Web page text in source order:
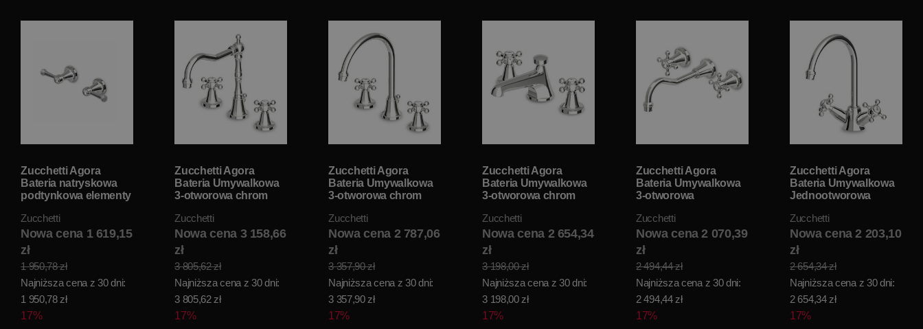
Zucchetti Agora
Bateria natryskowa
podtynkowa elementy
ZAL738
Zucchetti
Nowa cena 1 619,15
zł
1 950,78 zł
Najniższa cena z 30 dni:
1 950,78 zł
17%
Zucchetti Agora
Bateria Umywalkowa
3-otworowa chrom
Zucchetti
Nowa cena 3 158,66
zł
3 805,62 zł
Najniższa cena z 30 dni:
3 805,62 zł
17%
Zucchetti Agora
Bateria Umywalkowa
3-otworowa chrom
Zucchetti
Nowa cena 2 787,06
zł
3 357,90 zł
Najniższa cena z 30 dni:
3 357,90 zł
17%
Zucchetti Agora
Bateria Umywalkowa
3-otworowa chrom
Zucchetti
Nowa cena 2 654,34
zł
3 198,00 zł
Najniższa cena z 30 dni:
3 198,00 zł
17%
Zucchetti Agora
Bateria Umywalkowa
3-otworowa
zewnętrzny chrom
ZAG672
Zucchetti
Nowa cena 2 070,39
zł
2 494,44 zł
Najniższa cena z 30 dni:
2 494,44 zł
17%
Zucchetti Agora
Bateria Umywalkowa
Jednootworowa
Zucchetti
Nowa cena 2 203,10
zł
2 654,34 zł
Najniższa cena z 30 dni:
2 654,34 zł
17%